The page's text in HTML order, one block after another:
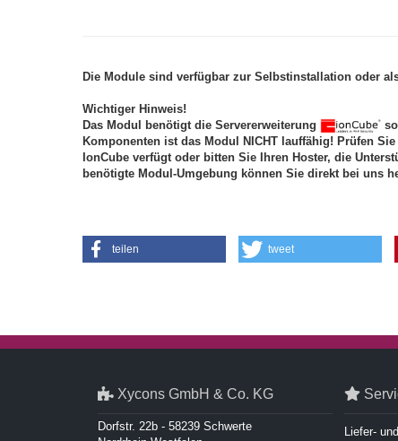
Die Module sind verfügbar zur Selbstinstallation oder
Wichtiger Hinweis!
Das Modul benötigt die Servererweiterung
Komponenten ist das Modul NICHT lauffähig! Prüfen
IonCube verfügt oder bitten Sie Ihren Hoster, die
benötigte Modul-Umgebung können Sie direkt bei uns
teilen tweet
Xycons GmbH & Co. KG
Dorfstr. 22b - 58239 Schwerte
Liefer-